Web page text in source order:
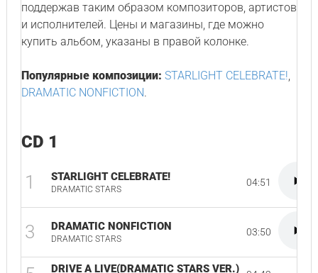
поддержав таким образом композиторов, артистов
и исполнителей. Цены и магазины, где можно
купить альбом, указаны в правой колонке.
Популярные композиции: STARLIGHT CELEBRATE!,
DRAMATIC NONFICTION.
CD 1
1 STARLIGHT CELEBRATE!
DRAMATIC STARS
04:51
3 DRAMATIC NONFICTION
DRAMATIC STARS
03:50
DRIVE A LIVE(DRAMATIC STARS VER.)